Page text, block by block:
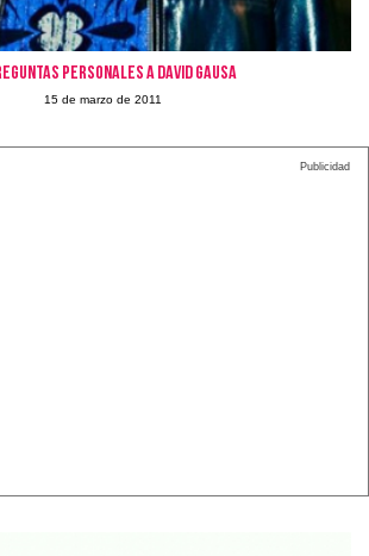
personales a David Gausa
15 de marzo de 2011
Publicidad